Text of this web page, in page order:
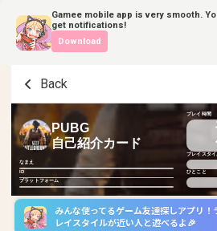
Gamee mobile app is very smooth.
get notifications!
Download
Back
PUBG
自己紹介カード
なまえ
ID
プラットフォーム
プレイ時間
プレイスタイ
ひとこと
みんな使ってるゲーム友達探しアプリ！
レイスタイルが近い人と遊べるよ🎉